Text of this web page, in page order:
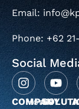
Email:
Phone: +62
Social
COMPANY
Home